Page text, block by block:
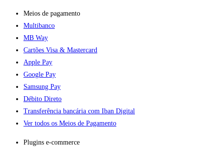
Meios de pagamento
Multibanco
MB Way
Cartões Visa & Mastercard
Apple Pay
Google Pay
Samsung Pay
Débito Direto
Transferência bancária com Iban Digital
Ver todos os Meios de Pagamento
Plugins e-commerce​